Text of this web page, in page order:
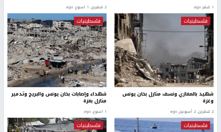
1 شهر ago 2 شهرين، 1 اسبوع. ago
فلسطينيات
شهيد بالمغازي ونسف منازل بخان يونس
وغزة
2 شهرين، 2 أسبوعين ago
فلسطينيات
شهداء وإصابات بخان يونس والبريج وتدمير
منازل بغزة
1 اسبوع. ago
فلسطينيات فلسطينيات